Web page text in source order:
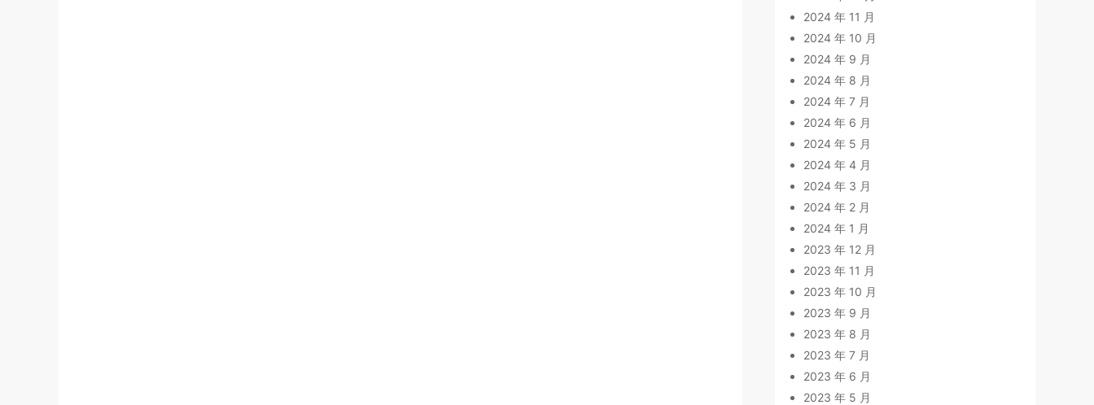
2024 年 11 月
2024 年 10 月
2024 年 9 月
2024 年 8 月
2024 年 7 月
2024 年 6 月
2024 年 5 月
2024 年 4 月
2024 年 3 月
2024 年 2 月
2024 年 1 月
2023 年 12 月
2023 年 11 月
2023 年 10 月
2023 年 9 月
2023 年 8 月
2023 年 7 月
2023 年 6 月
2023 年 5 月